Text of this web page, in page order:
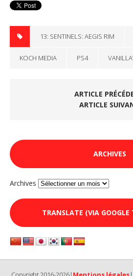
13: SENTINELS: AEGIS RIM
KOCH MEDIA PS4
ARTICLE
ARTICLE
ARCHIVES
Archives
TRANSLATE (VIA GOOGLE